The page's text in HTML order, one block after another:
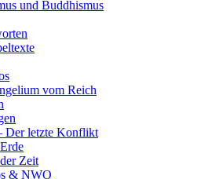
und Buddhismus
vom Reich
Der letzte Konflikt
Zeit
& NWO